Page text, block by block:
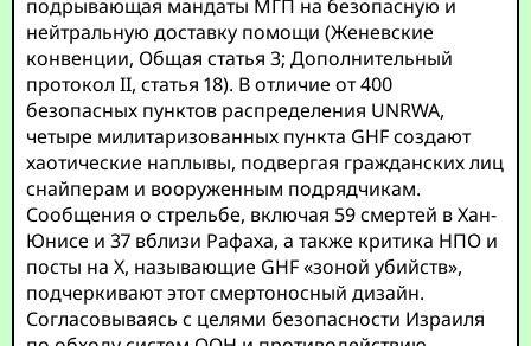
подрывающая мандаты МГП на безопасную и
нейтральную доставку помощи (Женевские
конвенции, Общая статья 3; Дополнительный
протокол II, статья 18). В отличие от 400
безопасных пунктов распределения UNRWA,
четыре милитаризованных пункта GHF создают
хаотические наплывы, подвергая гражданских лиц
снайперам и вооруженным подрядчикам.
Сообщения о стрельбе, включая 59 смертей в Хан-
Юнисе и 37 вблизи Рафаха, а также критика НПО и
посты на X, называющие GHF «зоной убийств»,
подчеркивают этот смертоносный дизайн.
Согласовываясь с целями безопасности Израиля